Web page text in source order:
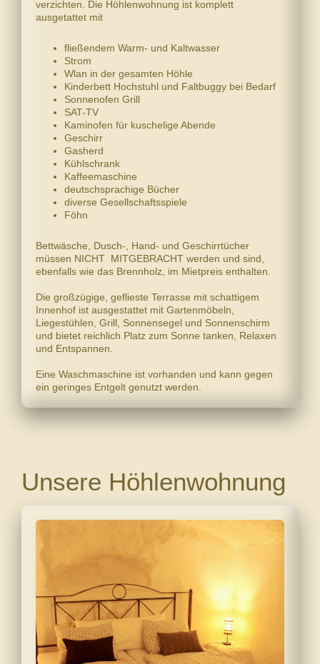
verzichten. Die Höhlenwohnung ist komplett
ausgetattet mit
fließendem Warm- und Kaltwasser
Strom
Wlan in der gesamten Höhle
Kinderbett Hochstuhl und Faltbuggy bei Bedarf
Sonnenofen Grill
SAT-TV
Kaminofen für kuschelige Abende
Geschirr
Gasherd
Kühlschrank
Kaffeemaschine
deutschsprachige Bücher
diverse Gesellschaftsspiele
Föhn
Bettwäsche, Dusch-, Hand- und Geschirrtücher
müssen NICHT MITGEBRACHT werden und sind,
ebenfalls wie das Brennholz, im Mietpreis enthalten.
Die großzügige, geflieste Terrasse mit schattigem
Innenhof ist ausgestattet mit Gartenmöbeln,
Liegestühlen, Grill, Sonnensegel und Sonnenschirm
und bietet reichlich Platz zum Sonne tanken, Relaxen
und Entspannen.
Eine Waschmaschine ist vorhanden und kann gegen
ein geringes Entgelt genutzt werden.
Unsere Höhlenwohnung